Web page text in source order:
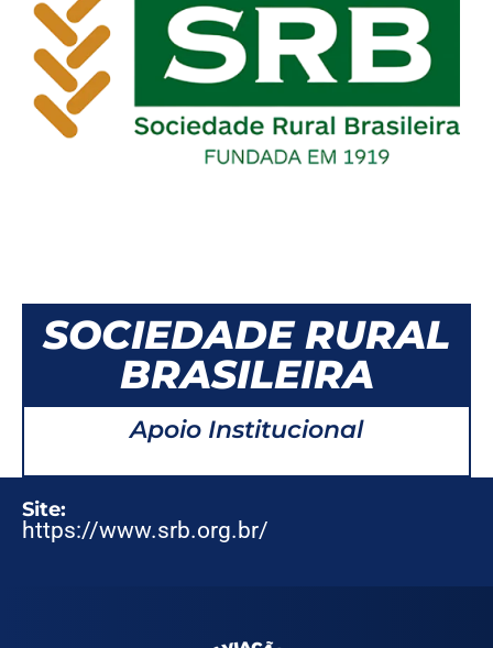
SOCIEDADE RURAL
BRASILEIRA
Apoio Institucional
Site:
https://www.srb.org.br/